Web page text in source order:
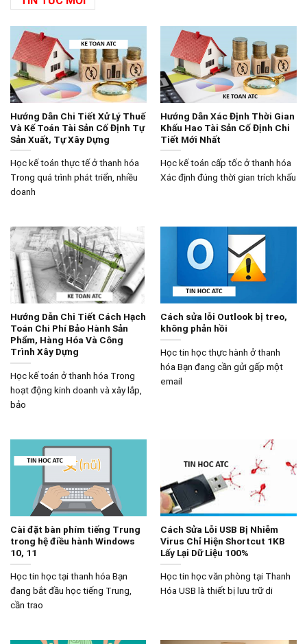
Hướng Dẫn Chi Tiết Xử Lý Thuế
Và Kế Toán Tài Sản Cố Định Tự
Sản Xuất, Tự Xây Dựng
Học kế toán thực tế ở thanh hóa
Trong quá trình phát triển, nhiều
doanh
Hướng Dẫn Xác Định Thời Gian
Khấu Hao Tài Sản Cố Định Chi
Tiết Mới Nhất
Học kế toán cấp tốc ở thanh hóa
Xác định đúng thời gian trích khấu
Hướng Dẫn Chi Tiết Cách Hạch
Toán Chi Phí Bảo Hành Sản
Phẩm, Hàng Hóa Và Công
Trình Xây Dựng
Học kế toán ở thanh hóa Trong
hoạt động kinh doanh và xây lắp,
bảo
Cách sửa lỗi Outlook bị treo,
không phản hồi
Học tin học thực hành ở thanh
hóa Bạn đang cần gửi gấp một
email
Cài đặt bàn phím tiếng Trung
trong hệ điều hành Windows
10, 11
Học tin học tại thanh hóa Bạn
đang bắt đầu học tiếng Trung,
cần trao
Cách Sửa Lỗi USB Bị Nhiễm
Virus Chỉ Hiện Shortcut 1KB
Lấy Lại Dữ Liệu 100%
Học tin học văn phòng tại Thanh
Hóa USB là thiết bị lưu trữ di